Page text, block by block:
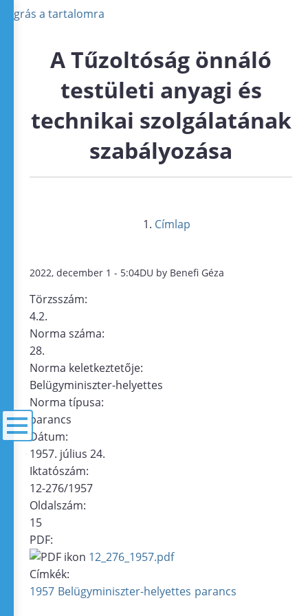
Ugrás a tartalomra
A Tűzoltóság önnáló
testületi anyagi és
technikai szolgálatának
szabályozása
Címlap
2022, december 1 - 5:04DU by Benefi Géza
Törzsszám:
4.2.
Norma száma:
28.
Norma keletkeztetője:
Belügyminiszter-helyettes
Norma típusa:
parancs
Dátum:
1957. július 24.
Iktatószám:
12-276/1957
Oldalszám:
15
PDF:
12_276_1957.pdf
Címkék:
1957 Belügyminiszter-helyettes parancs